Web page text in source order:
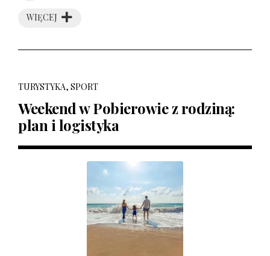
WIĘCEJ
TURYSTYKA, SPORT
Weekend w Pobierowie z rodziną:
plan i logistyka